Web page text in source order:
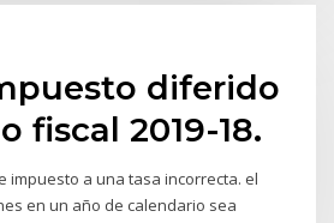
diferido
fiscal 2019-18.
impuesto a una tasa incorrecta. el
en un año de calendario sea